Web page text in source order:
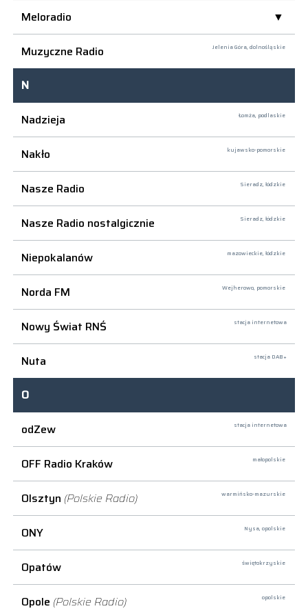
Meloradio
Muzyczne Radio
Jelenia Góra, dolnośląskie
N
Nadzieja
Łomża, podlaskie
Nakło kujawsko-pomorskie
Nasze Radio Sieradz, łódzkie
Nasze Radio nostalgicznie Sieradz, łódzkie
Niepokalanów mazowieckie, łódzkie
Norda FM Wejherowo, pomorskie
Nowy Świat RNŚ stacja internetowa
Nuta stacja DAB+
O
odZew
stacja internetowa
OFF Radio Kraków małopolskie
Olsztyn (Polskie Radio) warmińsko-mazurskie
ONY Nysa, opolskie
Opatów świętokrzyskie
Opole (Polskie Radio) opolskie